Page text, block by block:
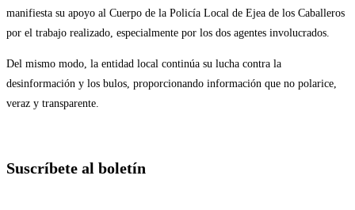
manifiesta su apoyo al Cuerpo de la Policía Local de Ejea de los Caballeros
por el trabajo realizado, especialmente por los dos agentes involucrados.
Del mismo modo, la entidad local continúa su lucha contra la
desinformación y los bulos, proporcionando información que no polarice,
veraz y transparente.
Suscríbete al boletín